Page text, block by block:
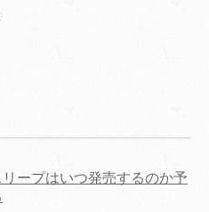
ープはいつ発売するのか予